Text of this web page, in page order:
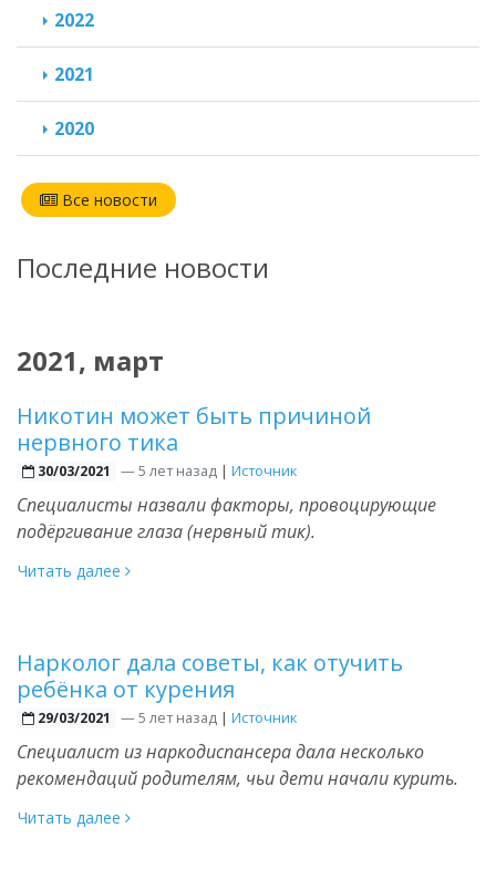
Последние новости
2021, март
Никотин может быть причиной
нервного тика
30/03/2021 —5 лет назад | Источник
Специалисты назвали факторы, провоцирующие
подёргивание глаза (нервный тик).
Читать далее
Нарколог дала советы, как отучить
ребёнка от курения
29/03/2021 —5 лет назад | Источник
Специалист из наркодиспансера дала несколько
рекомендаций родителям, чьи дети начали курить.
Читать далее
2022
2021
2020
Все новости